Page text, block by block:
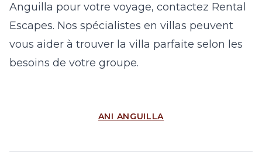
Anguilla pour votre voyage, contactez Rental
Escapes. Nos spécialistes en villas peuvent
vous aider à trouver la villa parfaite selon les
besoins de votre groupe.
ANI ANGUILLA